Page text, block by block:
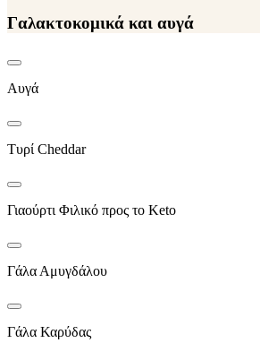
Γαλακτοκομικά και αυγά
Αυγά
Τυρί Cheddar
Γιαούρτι Φιλικό προς το Keto
Γάλα Αμυγδάλου
Γάλα Καρύδας